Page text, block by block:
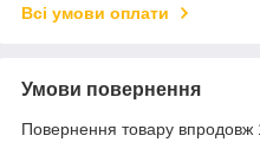
Всі умови оплати
Умови повернення
Повернення товару впродовж